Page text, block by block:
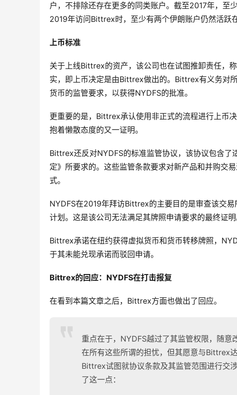
户，不排除还存在更多的同类账户。截至2017年，至
2019年访问Bittrex时，至少有两个伊朗账户仍然活跃
上币标准
关于上线Bittrex的资产，该公司也在试图推卸责任，
实，即上币决定是由Bittrex做出的。Bittrex有义务对
货币的监管要求，以获得NYDFS的批准。
更重要的是，Bittrex承认使用非正式的流程进行上币
抱着懒散态度的又一证明。
Bittrex还反对NYDFS的标准监管协议，该协议包含
定》所要求的。这些监管条款要求对新产品和并购交
式。
NYDFS在2019年拜访Bittrex的主要目的是审查该交
计划。这是该公司无法满足其牌照申请要求的最终证明
Bittrex承诺在纽约获得虚拟货币和货币转移牌照，
于其未能兑现承诺而驳回申请。
Bittrex的回应：NYDFS在打击报复
在看到本篇文章之后，Bittrex方面也做出了回应。
重点在于，NYDFS越过了其监管权限，随
在所有这些所谓的担忧，但其愿意与Bittrex
Bittrex试图就协议条款及其监管范围进行交
了这一点：